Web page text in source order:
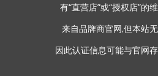
有“直营店”或“授权店”的
来自品牌商官网,但本站
因此认证信息可能与官网